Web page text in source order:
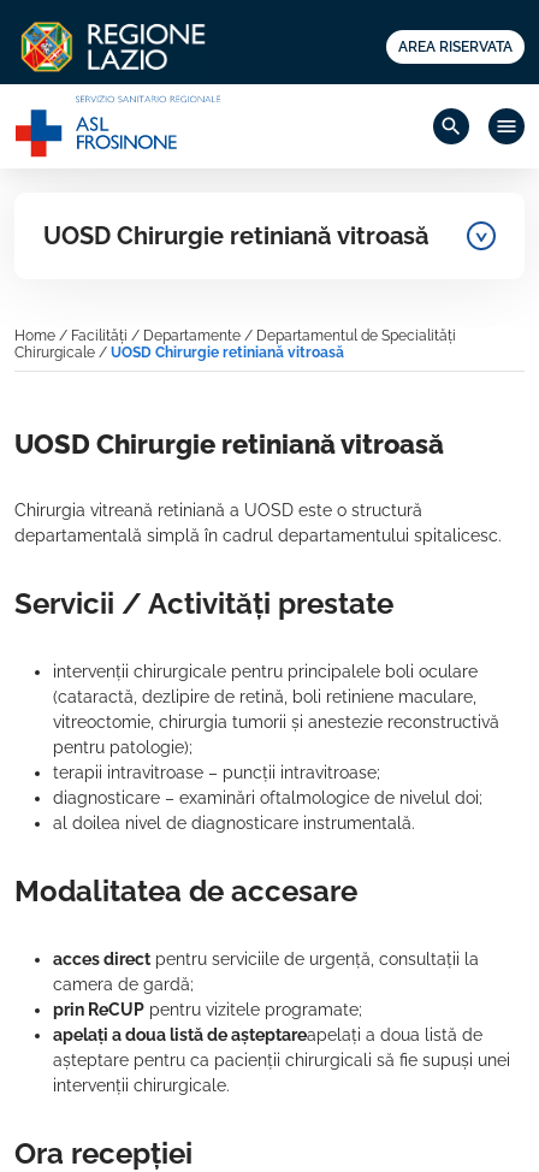
AREA RISERVATA
search menu
UOSD Chirurgie retiniană vitroasă
Home / Facilități / Departamente / Departamentul de Specialități
Chirurgicale / UOSD Chirurgie retiniană vitroasă
UOSD Chirurgie retiniană vitroasă
Chirurgia vitreană retiniană a UOSD este o structură
departamentală simplă în cadrul departamentului spitalicesc.
Servicii / Activități prestate
intervenții chirurgicale pentru principalele boli oculare
(cataractă, dezlipire de retină, boli retiniene maculare,
vitreoctomie, chirurgia tumorii și anestezie reconstructivă
pentru patologie);
terapii intravitroase – puncții intravitroase;
diagnosticare – examinări oftalmologice de nivelul doi;
al doilea nivel de diagnosticare instrumentală.
Modalitatea de accesare
acces direct pentru serviciile de urgență, consultații la
camera de gardă;
prin ReCUP pentru vizitele programate;
apelați a doua listă de așteptareapelați a doua listă de
așteptare pentru ca pacienții chirurgicali să fie supuși unei
intervenții chirurgicale.
Ora recepției